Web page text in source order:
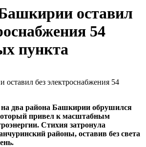
оставил
54
пункта
на два района Башкирии обрушился
привел к масштабным
Стихия затронула
районы, оставив без света